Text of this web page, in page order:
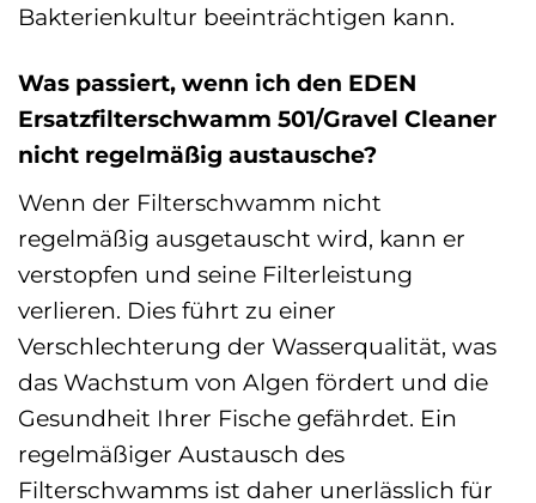
Bakterienkultur beeinträchtigen kann.
Was passiert, wenn ich den EDEN
Ersatzfilterschwamm 501/Gravel Cleaner
nicht regelmäßig austausche?
Wenn der Filterschwamm nicht
regelmäßig ausgetauscht wird, kann er
verstopfen und seine Filterleistung
verlieren. Dies führt zu einer
Verschlechterung der Wasserqualität, was
das Wachstum von Algen fördert und die
Gesundheit Ihrer Fische gefährdet. Ein
regelmäßiger Austausch des
Filterschwamms ist daher unerlässlich für